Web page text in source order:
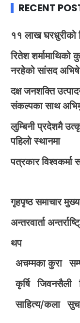
RECENT
११ लाख घरधुरीको
रितेश
नरहेको सांसद
दक्ष जनशक्ति
संकल्पका साथ
लुम्बिनी प्रदेशमै
पहिलो स्थानमा
पत्रकार विश्वकर्मा
गृहपृष्ठ समाचार
अन्तरवार्ता
थप
अचम्मका कुरा
कृर्षि
जिवनसैली
साहित्य/कला